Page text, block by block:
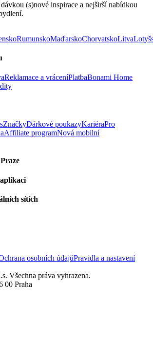
(s)nové inspirace a nejširší nabídkou
RumunskoMaďarskoChorvatskoLitva
Reklamace a vráceníPlatbaBonami Home
ZnačkyDárkové poukazyKariéraPro
Affiliate programNová mobilní
sítích
osobních údajůPravidla a nastavení
Všechna práva vyhrazena.
00 Praha